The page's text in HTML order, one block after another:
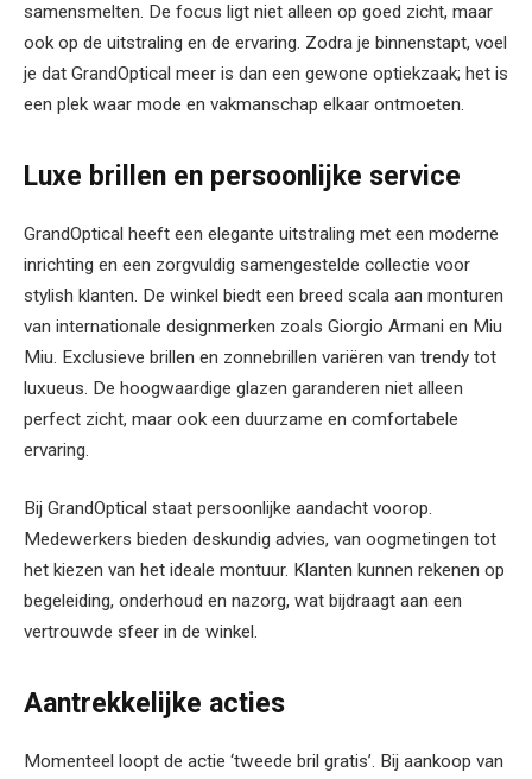
samensmelten. De focus ligt niet alleen op goed zicht, maar
ook op de uitstraling en de ervaring. Zodra je binnenstapt, voel
je dat GrandOptical meer is dan een gewone optiekzaak; het is
een plek waar mode en vakmanschap elkaar ontmoeten.
Luxe brillen en persoonlijke service
GrandOptical heeft een elegante uitstraling met een moderne
inrichting en een zorgvuldig samengestelde collectie voor
stylish klanten. De winkel biedt een breed scala aan monturen
van internationale designmerken zoals Giorgio Armani en Miu
Miu. Exclusieve brillen en zonnebrillen variëren van trendy tot
luxueus. De hoogwaardige glazen garanderen niet alleen
perfect zicht, maar ook een duurzame en comfortabele
ervaring.
Bij GrandOptical staat persoonlijke aandacht voorop.
Medewerkers bieden deskundig advies, van oogmetingen tot
het kiezen van het ideale montuur. Klanten kunnen rekenen op
begeleiding, onderhoud en nazorg, wat bijdraagt aan een
vertrouwde sfeer in de winkel.
Aantrekkelijke acties
Momenteel loopt de actie ‘tweede bril gratis’. Bij aankoop van